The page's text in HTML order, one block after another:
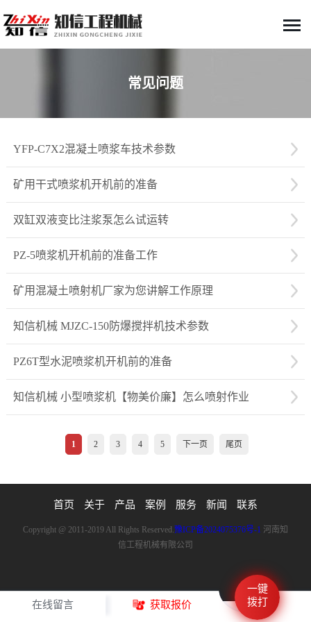
常见问题
YFP-C7X2混凝土喷浆车技术参数
矿用干式喷浆机开机前的准备
双缸双液变比注浆泵怎么试运转
PZ-5喷浆机开机前的准备工作
矿用混凝土喷射机厂家为您讲解工作原理
知信机械 MJZC-150防爆搅拌机技术参数
PZ6T型水泥喷浆机开机前的准备
知信机械 小型喷浆机【物美价廉】怎么喷射作业
1 2 3 4 5 下一页 尾页
首页 关于 产品 案例 服务 新闻 联系
Copyright @ 2011-2019 All Rights Reserved.豫ICP备2024075376号-1 河南知
信工程机械有限公司
在线留言 获取报价
一键
拨打